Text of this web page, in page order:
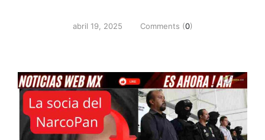
abril 19, 2025 Comments (0)